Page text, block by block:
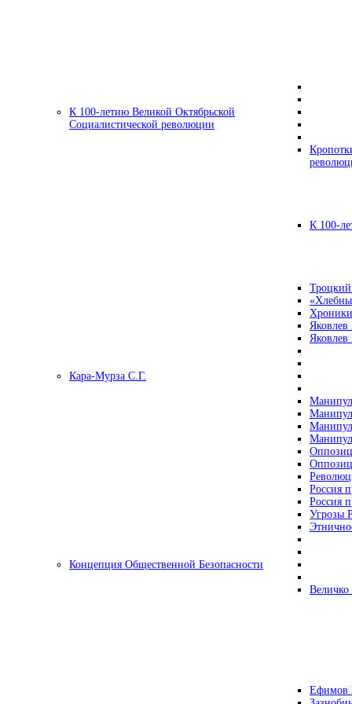
К 100-летию Великой Октябрьской
Социалистической революции
К 100-
Кара-Мурза С.Г.
Россия
Россия
Угрозы
Концепция Общественной Безопасности
Ефимов